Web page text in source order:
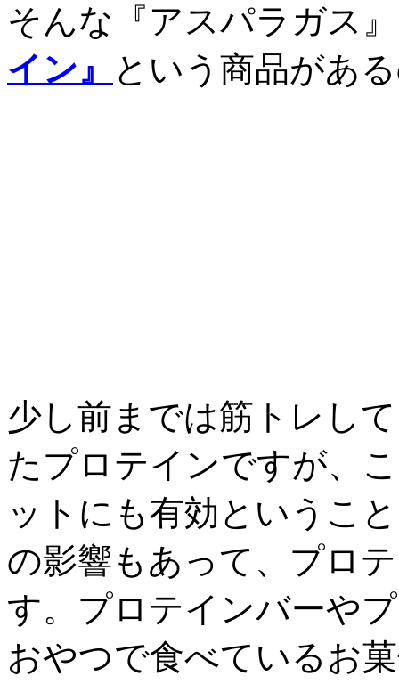
そんな『アスパラガス
イン』
という商品があ
少し前までは筋トレし
たプロテインですが、
ットにも有効というこ
の影響もあって、プロ
す。プロテインバーや
おやつで食べているお